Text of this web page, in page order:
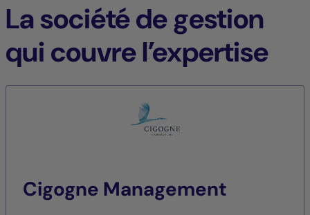
La société de gestion
qui couvre l’expertise
Cigogne Management